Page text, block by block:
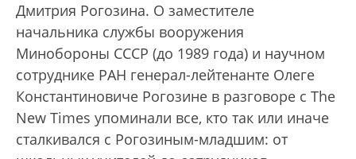
Дмитрия Рогозина. О заместителе
начальника службы вооружения
Минобороны СССР (до 1989 года) и научном
сотруднике РАН генерал-лейтенанте Олеге
Константиновиче Рогозине в разговоре с The
New Times упоминали все, кто так или иначе
сталкивался с Рогозиным-младшим: от